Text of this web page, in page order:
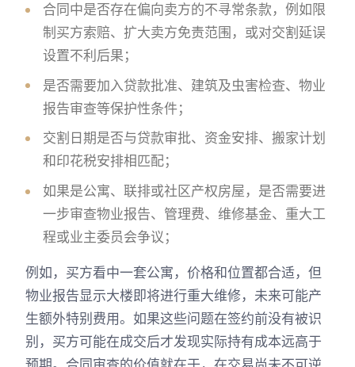
合同中是否存在偏向卖方的不寻常条款，例如限
制买方索赔、扩大卖方免责范围，或对交割延误
设置不利后果；
是否需要加入贷款批准、建筑及虫害检查、物业
报告审查等保护性条件；
交割日期是否与贷款审批、资金安排、搬家计划
和印花税安排相匹配；
如果是公寓、联排或社区产权房屋，是否需要进
一步审查物业报告、管理费、维修基金、重大工
程或业主委员会争议；
例如，买方看中一套公寓，价格和位置都合适，但
物业报告显示大楼即将进行重大维修，未来可能产
生额外特别费用。如果这些问题在签约前没有被识
别，买方可能在成交后才发现实际持有成本远高于